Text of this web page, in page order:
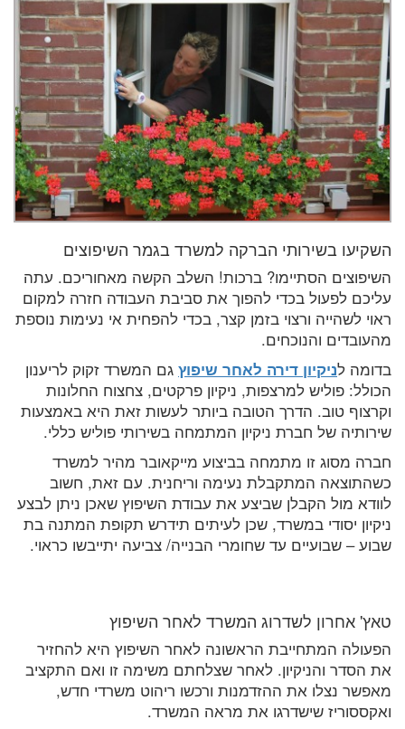
השקיעו בשירותי הברקה למשרד בגמר השיפוצים
השיפוצים הסתיימו? ברכות! השלב הקשה מאחוריכם. עתה
עליכם לפעול בכדי להפוך את סביבת העבודה חזרה למקום
ראוי לשהייה ורצוי בזמן קצר, בכדי להפחית אי נעימות נוספת
מהעובדים והנוכחים.
בדומה לניקיון דירה לאחר שיפוץ גם המשרד זקוק לריענון
הכולל: פוליש למרצפות, ניקיון פרקטים, צחצוח החלונות
וקרצוף טוב. הדרך הטובה ביותר לעשות זאת היא באמצעות
שירותיה של חברת ניקיון המתמחה בשירותי פוליש כללי.
חברה מסוג זו מתמחה בביצוע מייקאובר מהיר למשרד
כשהתוצאה המתקבלת נעימה וריחנית. עם זאת, חשוב
לוודא מול הקבלן שביצע את עבודת השיפוץ שאכן ניתן לבצע
ניקיון יסודי במשרד, שכן לעיתים תידרש תקופת המתנה בת
שבוע – שבועיים עד שחומרי הבנייה/ צביעה יתייבשו כראוי.
טאץ' אחרון לשדרוג המשרד לאחר השיפוץ
הפעולה המתחייבת הראשונה לאחר השיפוץ היא להחזיר
את הסדר והניקיון. לאחר שצלחתם משימה זו ואם התקציב
מאפשר נצלו את ההזדמנות ורכשו ריהוט משרדי חדש,
ואקססוריז שישדרגו את מראה המשרד.